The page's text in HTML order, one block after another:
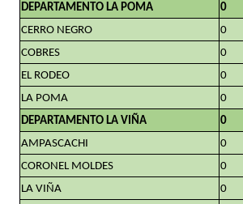
DEPARTAMENTO LA POMA
0
CERRO NEGRO
0
COBRES
0
EL RODEO
0
LA POMA
0
DEPARTAMENTO LA VIÑA
0
AMPASCACHI
0
CORONEL MOLDES
0
LA VIÑA
0